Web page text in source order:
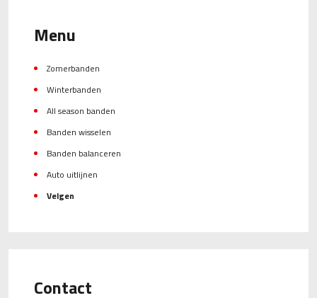
Menu
Zomerbanden
Winterbanden
All season banden
Banden wisselen
Banden balanceren
Auto uitlijnen
Velgen
Contact